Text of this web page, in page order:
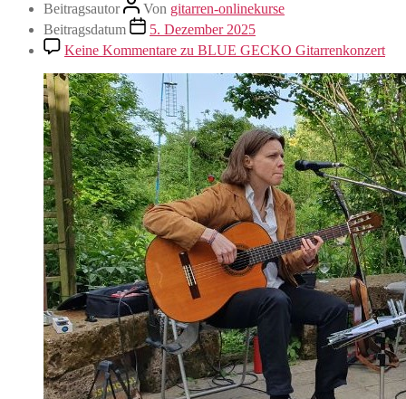
Beitragsautor Von gitarren-onlinekurse
Beitragsdatum
5. Dezember 2025
Keine Kommentare zu BLUE GECKO Gitarrenkonzert